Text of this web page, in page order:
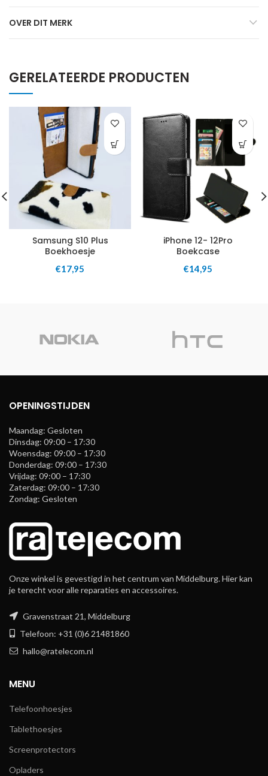
OVER DIT MERK
GERELATEERDE PRODUCTEN
Samsung S10 Plus
Boekhoesje
€17,95
iPhone 12- 12Pro
Boekcase
€14,95
OPENINGSTIJDEN
Maandag: Gesloten
Dinsdag: 09:00 – 17:30
Woensdag: 09:00 – 17:30
Donderdag: 09:00 – 17:30
Vrijdag: 09:00 – 17:30
Zaterdag: 09:00 – 17:30
Zondag: Gesloten
Onze winkel is gevestigd in het centrum van Middelburg. Hier kan
je terecht voor alle reparaties en accessoires.
Gravenstraat 21, Middelburg
Telefoon: +31 (0)6 21481860
hallo@ratelecom.nl
MENU
Telefoonhoesjes
Tablethoesjes
Screenprotectors
Opladers